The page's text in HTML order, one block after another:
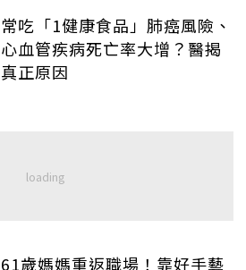
常吃「1健康食品」肺癌風險、
心血管疾病死亡率大增？醫揭
真正原因
61歲媽媽重返職場！靠好手藝